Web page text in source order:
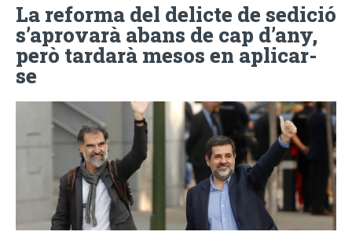
La reforma del delicte de sedició
s’aprovarà abans de cap d’any,
però tardarà mesos en aplicar-
se